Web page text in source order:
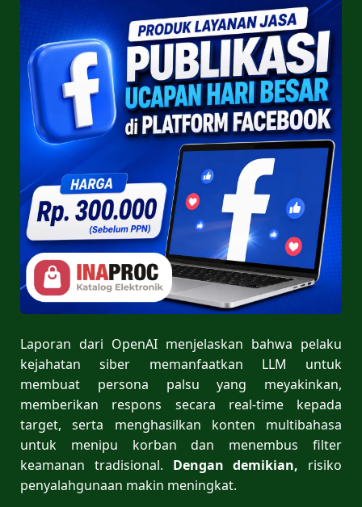
Laporan dari OpenAI menjelaskan bahwa pelaku
kejahatan siber memanfaatkan LLM untuk
membuat persona palsu yang meyakinkan,
memberikan respons secara real-time kepada
target, serta menghasilkan konten multibahasa
untuk menipu korban dan menembus filter
keamanan tradisional. Dengan demikian, risiko
penyalahgunaan makin meningkat.